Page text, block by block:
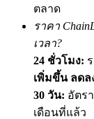
Deposit
Exclusive
ตลาด
ราคา
เวลา?
24 ชั่วโมง:
เพิ่มขึ้น ลดล
30 วัน: อัตร
เดือนที่แล้ว